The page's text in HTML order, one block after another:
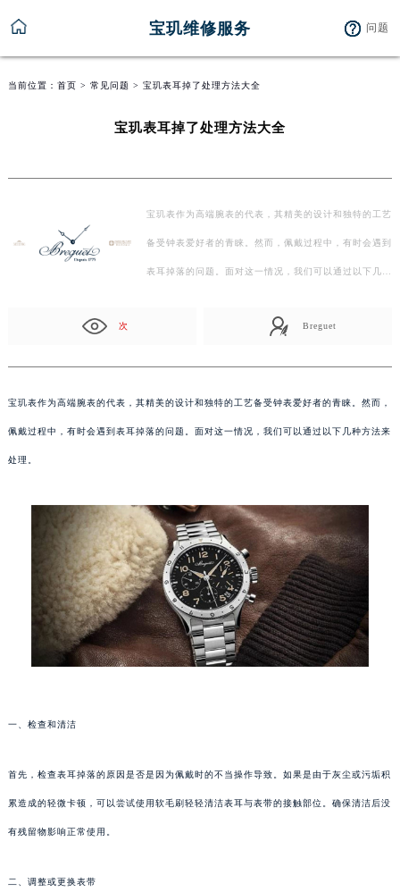
宝玑维修服务 问题
当前位置： 首页 > 常见问题 > 宝玑表耳掉了处理方法大全
宝玑表耳掉了处理方法大全
宝玑表作为高端腕表的代表，其精美的设计和独特的工艺
备受钟表爱好者的青睐。然而，佩戴过程中，有时会遇到
表耳掉落的问题。面对这一情况，我们可以通过以下几
次 Breguet
宝玑表作为高端腕表的代表，其精美的设计和独特的工艺备受钟表爱好者的青睐。然而，
佩戴过程中，有时会遇到表耳掉落的问题。面对这一情况，我们可以通过以下几种方法来
处理。
一、检查和清洁
首先，检查表耳掉落的原因是否是因为佩戴时的不当操作导致。如果是由于灰尘或污垢积
累造成的轻微卡顿，可以尝试使用软毛刷轻轻清洁表耳与表带的接触部位。确保清洁后没
有残留物影响正常使用。
二、调整或更换表带